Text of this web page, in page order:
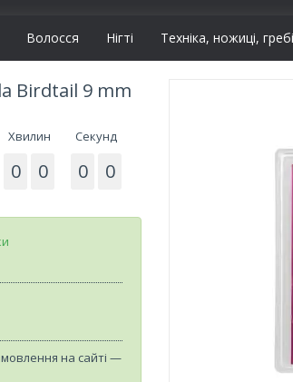
Волосся Нігті Техніка, ножиці,
Birdtail 9 mm
Хвилин
0 0
Секунд
0 0
на сайті —